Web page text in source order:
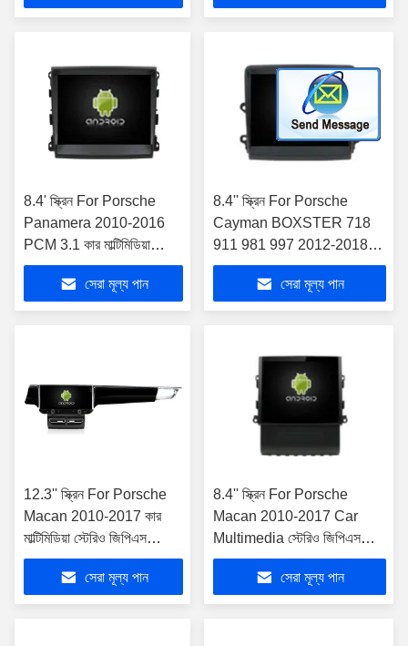
8.4' স্ক্রিন For Porsche
Panamera 2010-2016
PCM 3.1 কার মাল্টিমিডিয়া
স্টেরিও জিপিএস কারপ্লে প্লেয়ার
সেরা মূল্য পান
8.4'' স্ক্রিন For Porsche
Cayman BOXSTER 718
911 981 997 2012-2018
কার মাল্টিমিডিয়া স্টেরিও জিপিএস
কারপ্লে প্লেয়ারসেরা মূল্য পান
12.3'' স্ক্রিন For Porsche
Macan 2010-2017 কার
মাল্টিমিডিয়া স্টেরিও জিপিএস
কারপ্লে প্লেয়ার
সেরা মূল্য পান
8.4'' স্ক্রিন For Porsche
Macan 2010-2017 Car
Multimedia স্টেরিও জিপিএস
কারপ্লে প্লেয়ার
সেরা মূল্য পান